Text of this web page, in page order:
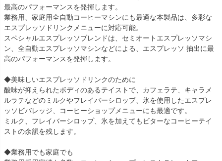
最高のパフォーマンスを発揮します。
業務用、家庭用全自動コーヒーマシンにも最適な本製品は、多彩な
エスプレッソドリンクメニューに対応可能。
スペシャルエスプレッソブレンドは、セミオートエスプレッソマシ
ン、全自動エスプレッソマシンなどによる、エスプレッソ 抽出に最
高のパフォーマンスを発揮します。
◆美味しいエスプレッソドリンクのために
酸味が抑えられたボディのあるテイストで、カフェラテ、キャラメ
ルラテなどのミルクやフレイバーシロップ、氷を使用したエスプレ
ッソビバレッジ、コーヒーショップメニューにも最適です。
ミルク、フレイバーシロップ、氷を加えてもビターなコーヒーテイ
ストの余韻を残します。
◆業務用でも家庭でも